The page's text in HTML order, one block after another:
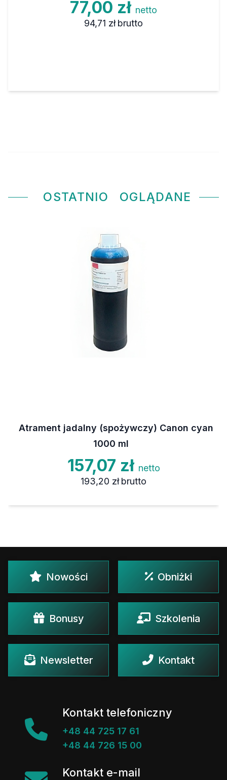
77,00 zł netto
94,71 zł brutto
OSTATNIO OGLĄDANE
Atrament jadalny (spożywczy) Canon cyan
1000 ml
157,07 zł netto
193,20 zł brutto
Nowości Obniżki
Bonusy Szkolenia
Newsletter Kontakt
Kontakt telefoniczny
+48 44 725 17 61
+48 44 726 15 00
Kontakt e-mail